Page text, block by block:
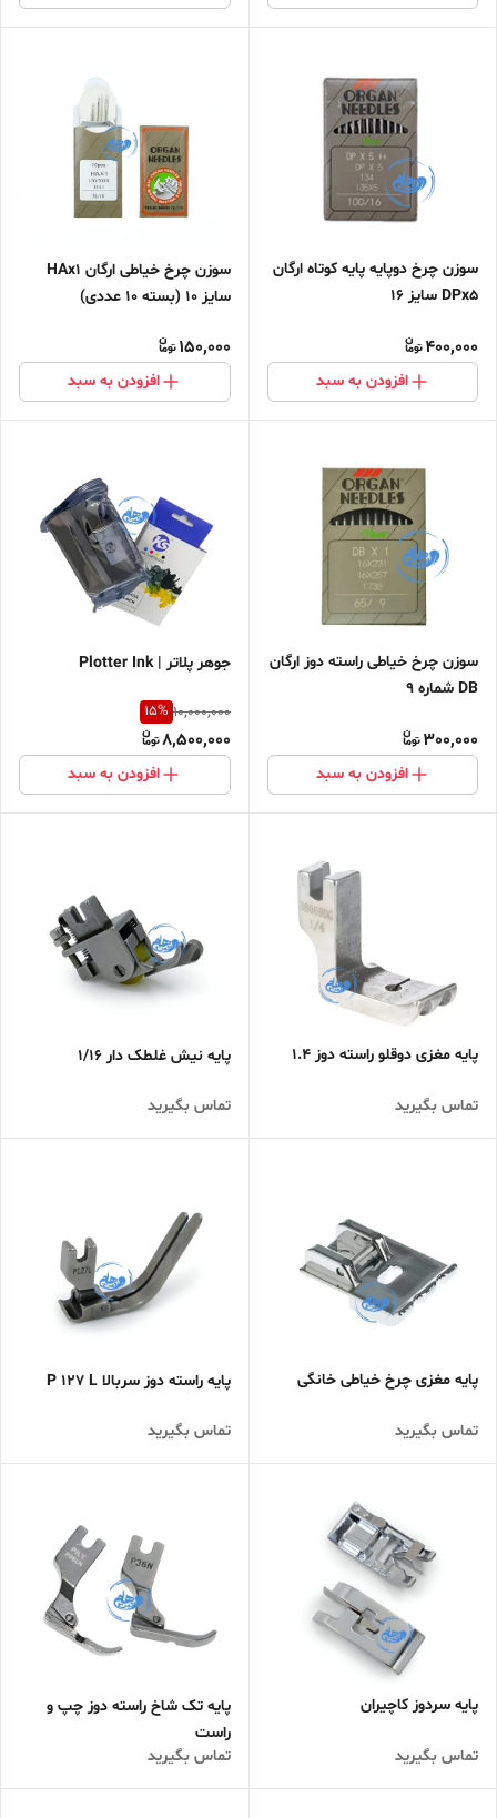
سوزن چرخ دوپایه پایه کوتاه ارگان
DPx5 سایز ۱۶
400,000
افزودن به سبد
سوزن چرخ خیاطی ارگان HAx1
سایز 10 (بسته 10 عددی)
150,000
افزودن به سبد
سوزن چرخ خیاطی راسته دوز ارگان
DB شماره 9
300,000
افزودن به سبد
جوهر پلاتر | Plotter Ink
10,000,000
15%
8,500,000
افزودن به سبد
پایه مغزی دوقلو راسته دوز 1.4
تماس بگیرید
پایه نیش غلطک دار 1/16
تماس بگیرید
پایه مغزی چرخ خیاطی خانگی
تماس بگیرید
پایه راسته دوز سربالا P 127 L
تماس بگیرید
پایه سردوز کاچیران
تماس بگیرید
پایه تک شاخ راسته دوز چپ و
راست
تماس بگیرید